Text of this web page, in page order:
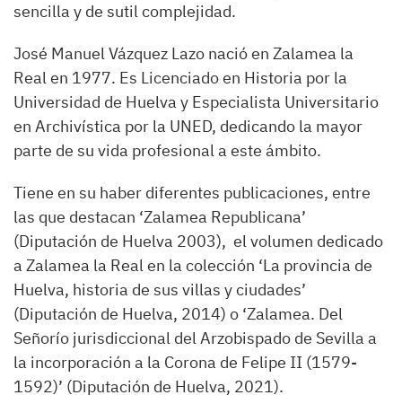
sencilla y de sutil complejidad.
José Manuel Vázquez Lazo nació en Zalamea la
Real en 1977. Es Licenciado en Historia por la
Universidad de Huelva y Especialista Universitario
en Archivística por la UNED, dedicando la mayor
parte de su vida profesional a este ámbito.
Tiene en su haber diferentes publicaciones, entre
las que destacan ‘Zalamea Republicana’
(Diputación de Huelva 2003), el volumen dedicado
a Zalamea la Real en la colección ‘La provincia de
Huelva, historia de sus villas y ciudades’
(Diputación de Huelva, 2014) o ‘Zalamea. Del
Señorío jurisdiccional del Arzobispado de Sevilla a
la incorporación a la Corona de Felipe II (1579-
1592)’ (Diputación de Huelva, 2021).